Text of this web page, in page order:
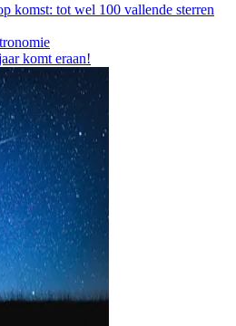
komst: tot wel 100 vallende sterren
komt eraan!